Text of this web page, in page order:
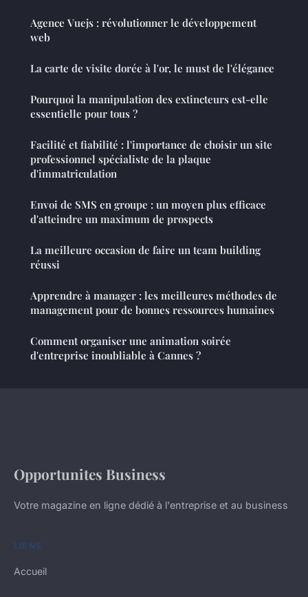
Agence Vuejs : révolutionner le développement
web
La carte de visite dorée à l'or, le must de l'élégance
Pourquoi la manipulation des extincteurs est-elle
essentielle pour tous ?
Facilité et fiabilité : l'importance de choisir un site
professionnel spécialiste de la plaque
d'immatriculation
Envoi de SMS en groupe : un moyen plus efficace
d'atteindre un maximum de prospects
La meilleure occasion de faire un team building
réussi
Apprendre à manager : les meilleures méthodes de
management pour de bonnes ressources humaines
Comment organiser une animation soirée
d'entreprise inoubliable à Cannes ?
Opportunites Business
Votre magazine en ligne dédié à l'entreprise et au business
LIENS
Accueil